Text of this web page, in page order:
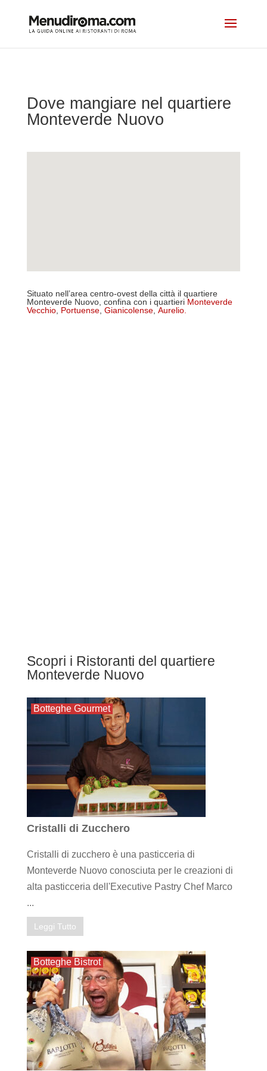
Dove mangiare nel quartiere
Monteverde Nuovo
Situato nell’area centro-ovest della città il quartiere
Monteverde Nuovo, confina con i quartieri Monteverde
Vecchio, Portuense, Gianicolense, Aurelio.
Scopri i Ristoranti del quartiere
Monteverde Nuovo
Botteghe Gourmet
Cristalli di Zucchero
Cristalli di zucchero è una pasticceria di
Monteverde Nuovo conosciuta per le creazioni di
alta pasticceria dell'Executive Pastry Chef Marco
...
Leggi Tutto
Botteghe Bistrot